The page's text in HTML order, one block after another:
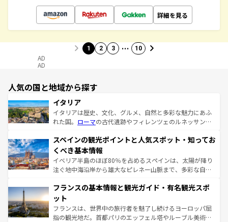
詳細を見る
1 2 3 … 10
AD
AD
人気の国と地域から探す
イタリア
イタリアは歴史、文化、グルメ、自然と多彩な魅力にあふ
れた国。 ローマの古代遺跡やフィレンツェのルネッサンス
ろん、トスカーナの美しい田園風景やアマルフィ海岸の絶
景など、自然景観も見逃せない。観光の合間には、本場の
ピザやパスタなど、絶品のイタリア料理を堪能することも
できる。朝目覚めてから夜眠るまで、すべての瞬間を楽し
なお、新着のイタリア情報はコンテンツ一覧を参照してほ
しい。
スペインの観光ポイントと人気スポット・知ってお
くべき基本情報
イベリア半島のほぼ80％を占めるスペインは、太陽が降り
注ぐ地中海沿岸から雄大なピレネー山脈まで、多彩な自然
文化が根付くこの国では、情熱的なフラメンコ、熱気あふ
れる闘牛、そして美味しいタパスが生活の一部となってい
る。首都マドリードの洗練された雰囲気や、バルセロナの
アートに溢れた街角から、地方では古代ローマ遺跡や中世
フランスの基本情報と観光ガイド・有名観光スポ
ット
フランスは、世界中の旅行者を魅了し続けるヨーロッパ屈
指の観光地だ。首都パリのエッフェル塔やルーブル美術館